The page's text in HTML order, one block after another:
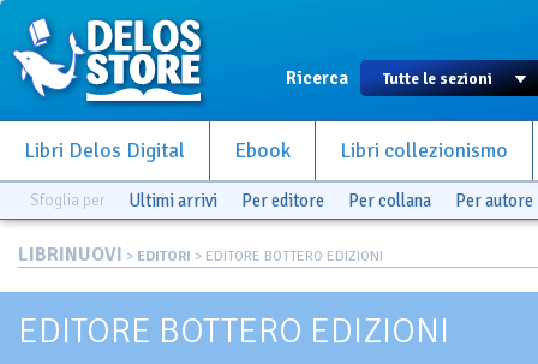
Ricerca
Libri Delos Digital Ebook Libri collezionismo
Sfoglia per Ultimi arrivi Per editore Per collana Per autore
LIBRINUOVI > EDITORI > EDITORE BOTTERO EDIZIONI
EDITORE BOTTERO EDIZIONI